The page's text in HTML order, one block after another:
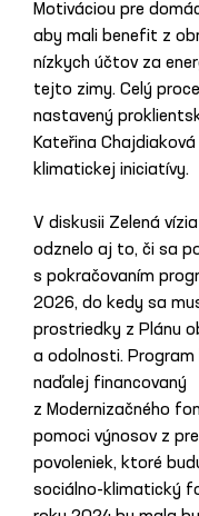
Motiváciou pre
aby mali benefit z
nízkych účtov za
tejto zimy. Celý
nastavený
Kateřina
klimatickej iniciatívy.
V diskusii Zelená
odznelo aj to, či sa
s pokračovaním
2026, do kedy sa
prostriedky z Plánu
a odolnosti.
naďalej financovaný
z Modernizačného
pomoci výnosov z
povoleniek, ktoré
sociálno-klimatický